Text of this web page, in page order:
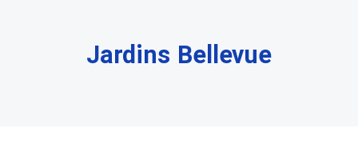
Jardins Bellevue